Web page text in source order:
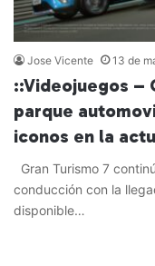
Jose Vicente 13 de
::Videojuegos –
parque
iconos en la
Gran Turismo 7
conducción con la
disponible…